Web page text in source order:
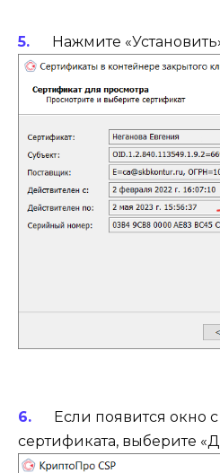
Нажмите
Если появится окно
сертификата, выберите